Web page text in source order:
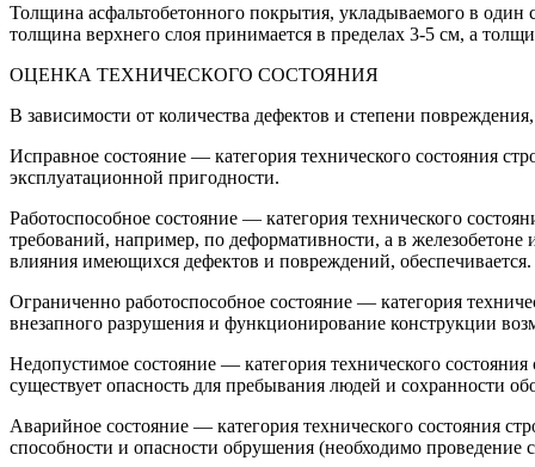
Толщина асфальтобетонного покрытия, укладываемого в
толщина верхнего слоя принимается в пределах 3-5 см, а
ОЦЕНКА ТЕХНИЧЕСКОГО СОСТОЯНИЯ
В зависимости от количества дефектов и степени
Исправное состояние — категория технического состояния
эксплуатационной пригодности.
Работоспособное состояние — категория технического
требований, например, по деформативности, а в
влияния имеющихся дефектов и повреждений, обеспечивается.
Ограниченно работоспособное состояние — категория
внезапного разрушения и функционирование конструкции
Недопустимое состояние — категория технического
существует опасность для пребывания людей и сохранности
Аварийное состояние — категория технического состояния
способности и опасности обрушения (необходимо